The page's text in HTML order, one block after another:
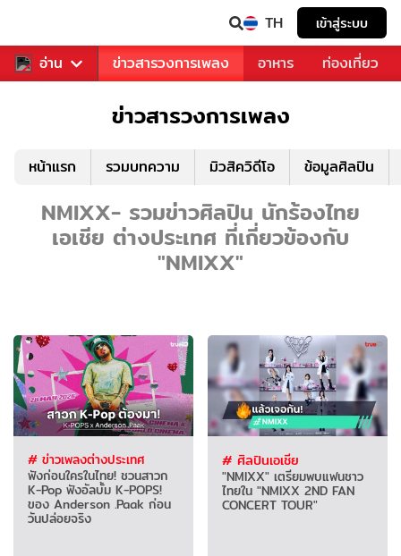
TH เข้าสู่ระบบ
อ่าน
ข่าวบันเทิง ข่าวสารวงการเพลง อาหาร ท่องเที่ยว
ข่าวสารวงการเพลง
หน้าแรก รวมบทความ มิวสิควิดีโอ ข้อมูลศิลปิน
NMIXX- รวมข่าวศิลปิน นักร้องไทย
เอเชีย ต่างประเทศ ที่เกี่ยวข้องกับ
"NMIXX"
# ข่าวเพลงต่างประเทศ
ฟังก่อนใครในไทย! ชวนสาวก
K-Pop ฟังอัลบั้ม K-POPS!
ของ Anderson .Paak ก่อน
วันปล่อยจริง
# ศิลปินเอเชีย
"NMIXX" เตรียมพบแฟนชาว
ไทยใน "NMIXX 2ND FAN
CONCERT TOUR"